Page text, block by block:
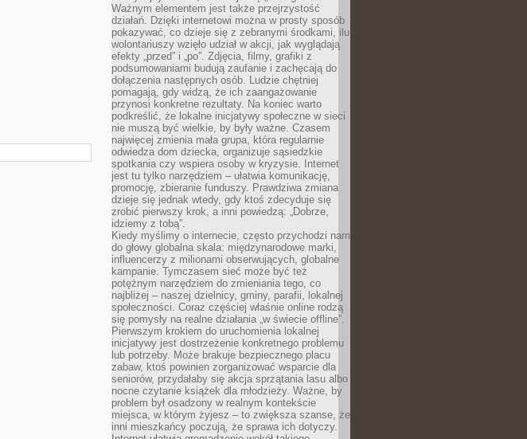
Ważnym elementem jest także przejrzystość
działań. Dzięki internetowi można w prosty sposób
pokazywać, co dzieje się z zebranymi środkami, ilu
wolontariuszy wzięło udział w akcji, jak wyglądają
efekty „przed” i „po”. Zdjęcia, filmy, grafiki z
podsumowaniami budują zaufanie i zachęcają do
dołączenia następnych osób. Ludzie chętniej
pomagają, gdy widzą, że ich zaangażowanie
przynosi konkretne rezultaty. Na koniec warto
podkreślić, że lokalne inicjatywy społeczne w sieci
nie muszą być wielkie, by były ważne. Czasem
najwięcej zmienia mała grupa, która regularnie
odwiedza dom dziecka, organizuje sąsiedzkie
spotkania czy wspiera osoby w kryzysie. Internet
jest tu tylko narzędziem – ułatwia komunikację,
promocję, zbieranie funduszy. Prawdziwa zmiana
dzieje się jednak wtedy, gdy ktoś zdecyduje się
zrobić pierwszy krok, a inni powiedzą: „Dobrze,
idziemy z tobą”.
Kiedy myślimy o internecie, często przychodzi nam
do głowy globalna skala: międzynarodowe marki,
influencerzy z milionami obserwujących, globalne
kampanie. Tymczasem sieć może być też
potężnym narzędziem do zmieniania tego, co
najbliżej – naszej dzielnicy, gminy, parafii, lokalnej
społeczności. Coraz częściej właśnie online rodzą
się pomysły na realne działania „w świecie offline”.
Pierwszym krokiem do uruchomienia lokalnej
inicjatywy jest dostrzeżenie konkretnego problemu
lub potrzeby. Może brakuje bezpiecznego placu
zabaw, ktoś powinien zorganizować wsparcie dla
seniorów, przydałaby się akcja sprzątania lasu albo
nocne czytanie książek dla młodzieży. Ważne, by
problem był osadzony w realnym kontekście
miejsca, w którym żyjesz – to zwiększa szanse, że
inni mieszkańcy poczują, że sprawa ich dotyczy.